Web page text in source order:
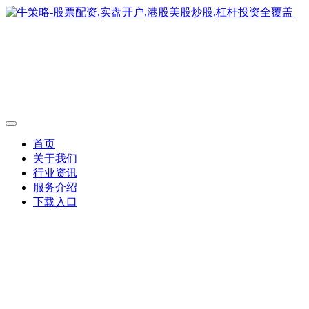
首页
关于我们
行业资讯
服务介绍
下载入口